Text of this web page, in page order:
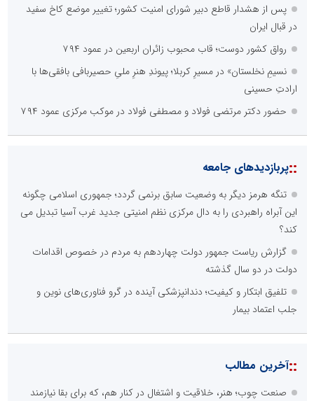
پس از هشدار قاطع دبیر شورای امنیت کشور؛ تغییر موضع کاخ سفید
در قبال ایران
رواق کشور دوست؛ قاب محبوب زائران اربعین در عمود ۷۹۴
نسیمِ نخلستان» در مسیرِ کربلا؛ پیوندِ هنرِ ملیِ حصیربافی بافقی‌ها با
ارادتِ حسینی
حضور دکتر مرتضی فولاد و مصطفی فولاد در موکب مرکزی عمود ۷۹۴
::پربازدیدهای جامعه
تنگه هرمز دیگر به وضعیت سابق برنمی گردد؛ جمهوری اسلامی چگونه
این آبراه راهبردی را به دال مرکزی نظم امنیتی جدید غرب آسیا تبدیل می
کند؟
گزارش ریاست جمهور دولت چهاردهم به مردم در خصوص اقدامات
دولت در دو سال گذشته
تلفیق ابتکار و کیفیت؛ دندانپزشکی آینده در گرو فناوری‌های نوین و
جلب اعتماد بیمار
::آخرین مطالب
صنعت چوب؛ هنر، خلاقیت و اشتغال در کنار هم، که برای بقا نیازمند